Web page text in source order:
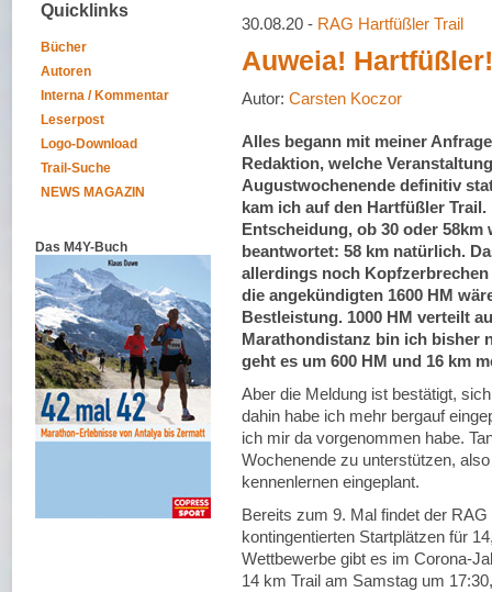
Quicklinks
Bücher
Autoren
Interna / Kommentar
Leserpost
Logo-Download
Trail-Suche
NEWS MAGAZIN
Das M4Y-Buch
30.08.20 - RAG Hartfüßler Trail
Auweia! Hartfüßler!
Autor: Carsten Koczor
Alles begann mit meiner
Redaktion, welche
Augustwochenende definitiv
kam ich auf den Hartfüßler Trail.
Entscheidung, ob 30 oder 58km
beantwortet: 58 km natürlich.
allerdings noch
die angekündigten 1600 HM
Bestleistung. 1000 HM verteilt
Marathondistanz bin ich bisher
geht es um 600 HM und 16 km
Aber die Meldung ist bestätigt,
dahin habe ich mehr bergauf
ich mir da vorgenommen habe.
Wochenende zu unterstützen,
kennenlernen eingeplant.
Bereits zum 9. Mal findet der
kontingentierten Startplätzen für
Wettbewerbe gibt es im Corona-
14 km Trail am Samstag um